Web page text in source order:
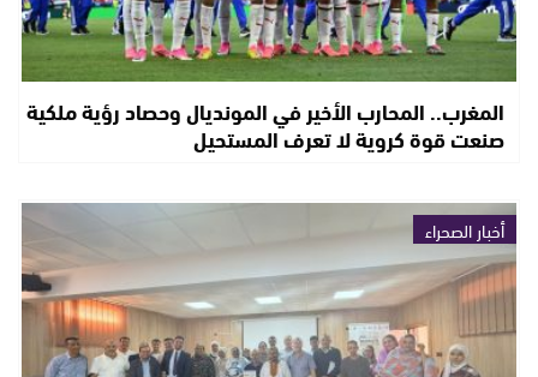
المغرب.. المحارب الأخير في المونديال وحصاد رؤية ملكية
صنعت قوة كروية لا تعرف المستحيل
أخبار الصحراء